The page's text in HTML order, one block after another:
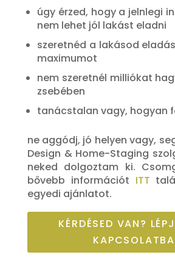
úgy érzed, hogy a jelnlegi
nem lehet jól lakást eladni
szeretnéd a lakásod
maximumot
nem szeretnél milliókat
zsebében
tanácstalan vagy, hogyan
ne aggódj, jó helyen vagy,
Design & Home-Staging
neked dolgoztam ki.
bővebb információt ITT
egyedi ajánlatot.
KÉRDÉSED VAN?